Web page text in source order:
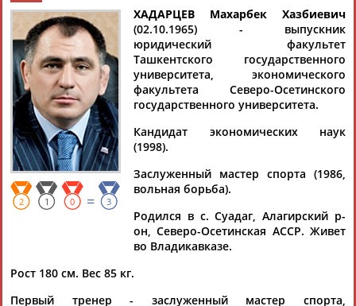
Найдено: 13181персон Расширенный поиск
Аслаудин
АБАЕВ
Елена
АБАИМОВА
Мария
Юлия
Дмитрий
Тамилла
АБАСОВА
АБАЧАРАЕВ
АБАШИДЗЕ
Флюра
Татьяна
Акжана
Артур
Борьба вольная
2 1 0 = 3
ХАДАРЦЕВ Махарбек Хазбиевич
(02.10.1965) - выпускник
юридический факультет
Ташкентского государственного
университета, экономического
факультета Северо-Осетинского
государственного университета.
Кандидат экономических наук
(1998).
Заслуженный мастер спорта (1986,
вольная борьба).
Родился в с. Суадаг, Алагирский р-
он, Северо-Осетинская АССР. Живет
во Владикавказе.
Рост 180 см. Вес 85 кг.
Первый тренер - заслуженный мастер спорта,